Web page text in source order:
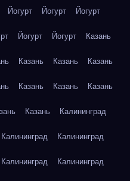
Йогурт Йогурт Йогурт
Йогурт Йогурт Казань
Казань Казань Казань
Казань Казань Казань
Казань Калининград
Калининград Калининград
Калининград Калининград